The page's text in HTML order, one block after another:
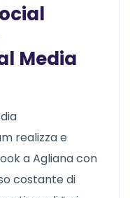
Media
realizza e
a Agliana con
costante di